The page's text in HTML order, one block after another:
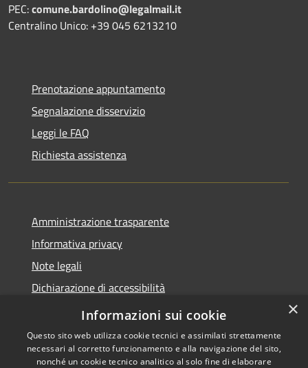
PEC:comune.bardolino@legalmail.it
Centralino Unico: +39 045 6213210
Prenotazione appuntamento
Segnalazione disservizio
Leggi le FAQ
Richiesta assistenza
Amministrazione trasparente
Informativa privacy
Note legali
Dichiarazione di accessibilità
Link app municipium
×
Informazioni sui cookie
Questo sito web utilizza cookie tecnici e assimilati strettamente
necessari al corretto funzionamento e alla navigazione del sito,
nonché un cookie tecnico analitico al solo fine di elaborare